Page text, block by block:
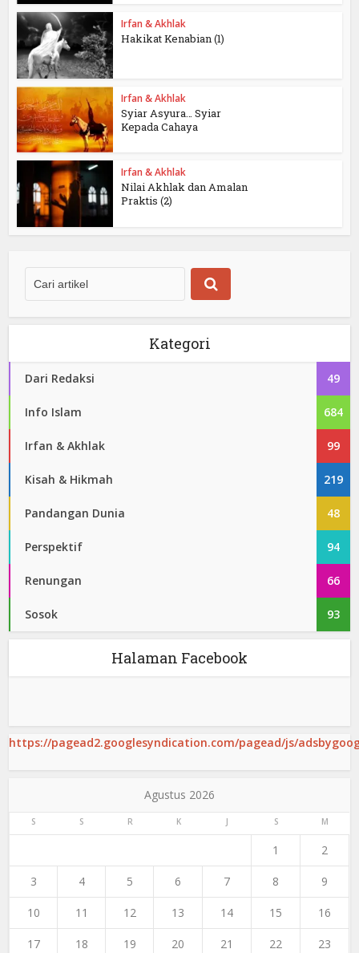
Irfan & Akhlak
Hakikat Kenabian (1)
Irfan & Akhlak
Syiar Asyura… Syiar
Kepada Cahaya
Irfan & Akhlak
Nilai Akhlak dan Amalan
Praktis (2)
Kategori
Dari Redaksi 49
Info Islam 684
Irfan & Akhlak 99
Kisah & Hikmah 219
Pandangan Dunia 48
Perspektif 94
Renungan 66
Sosok 93
Halaman Facebook
https://pagead2.googlesyndication.com/pagead/js/
Agustus 2026
S S R K J S M
1 2
3 4 5 6 7 8 9
10 11 12 13 14 15 16
17 18 19 20 21 22 23